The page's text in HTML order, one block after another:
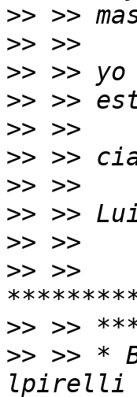
>>
>>
>>
>>
>>
>>
>>
>>
>>
>> >>
>>
>> >> *